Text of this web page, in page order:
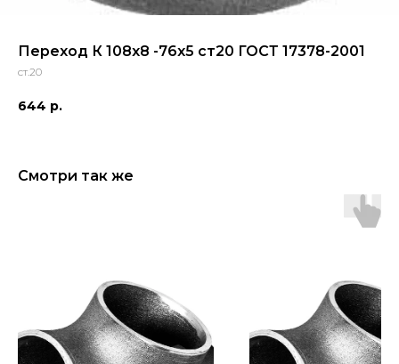
Переход К 108х8 -76х5 ст20 ГОСТ 17378-2001
ст.20
644 р.
Смотри так же